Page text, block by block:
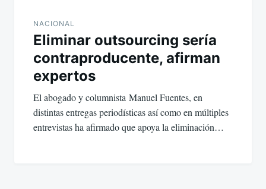
NACIONAL
Eliminar outsourcing sería
contraproducente, afirman
expertos
El abogado y columnista Manuel Fuentes, en
distintas entregas periodísticas así como en múltiples
entrevistas ha afirmado que apoya la eliminación…